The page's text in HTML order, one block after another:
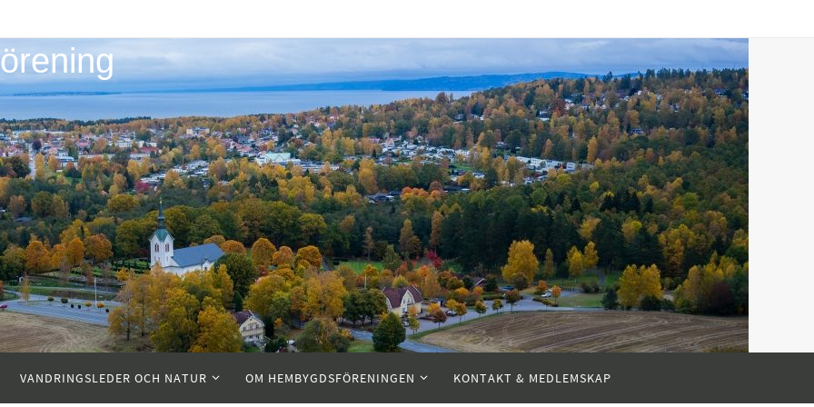
VANDRINGSLEDER OCH NATUR OM HEMBYGDSFÖRENINGEN KONTAKT & MEDLEMSKAP